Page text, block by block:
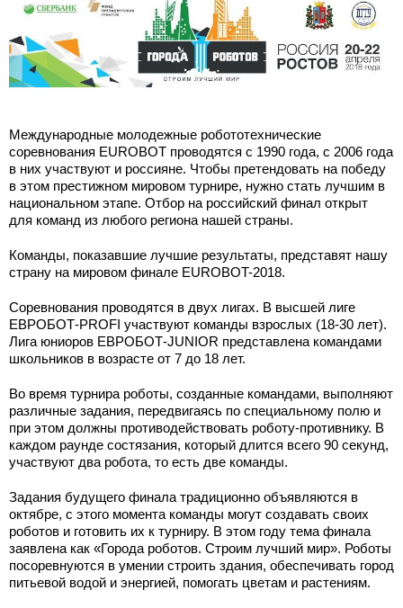
Международные молодежные робототехнические
соревнования EUROBOT проводятся с 1990 года, с 2006 года
в них участвуют и россияне. Чтобы претендовать на победу
в этом престижном мировом турнире, нужно стать лучшим в
национальном этапе. Отбор на российский финал открыт
для команд из любого региона нашей страны.
Команды, показавшие лучшие результаты, представят нашу
страну на мировом финале EUROBOT-2018.
Соревнования проводятся в двух лигах. В высшей лиге
ЕВРОБОТ-PROFI участвуют команды взрослых (18-30 лет).
Лига юниоров ЕВРОБОТ-JUNIOR представлена командами
школьников в возрасте от 7 до 18 лет.
Во время турнира роботы, созданные командами, выполняют
различные задания, передвигаясь по специальному полю и
при этом должны противодействовать роботу-противнику. В
каждом раунде состязания, который длится всего 90 секунд,
участвуют два робота, то есть две команды.
Задания будущего финала традиционно объявляются в
октябре, с этого момента команды могут создавать своих
роботов и готовить их к турниру. В этом году тема финала
заявлена как «Города роботов. Строим лучший мир». Роботы
посоревнуются в умении строить здания, обеспечивать город
питьевой водой и энергией, помогать цветам и растениям.